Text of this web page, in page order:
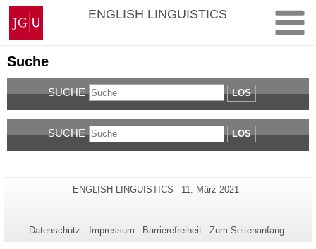
Zum
Inhalt
springen
Johannes
Gutenberg-
Universität
Mainz
ENGLISH LINGUISTICS
Suche
SUCHE LOS
SUCHE LOS
Zusätzliche
dieser
Seiten-
ENGLISH LINGUISTICS
Letzte
11. März 2021
Datenschutz Impressum Barrierefreiheit Zum Seitenanfang